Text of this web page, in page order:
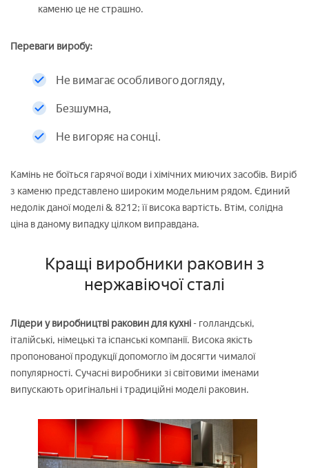
каменю це не страшно.
Переваги виробу:
Не вимагає особливого догляду,
Безшумна,
Не вигоряє на сонці.
Камінь не боїться гарячої води і хімічних миючих засобів. Виріб
з каменю представлено широким модельним рядом. Єдиний
недолік даної моделі & 8212; її висока вартість. Втім, солідна
ціна в даному випадку цілком виправдана.
Кращі виробники раковин з
нержавіючої сталі
Лідери у виробництві раковин для кухні - голландські,
італійські, німецькі та іспанські компанії. Висока якість
пропонованої продукції допомогло їм досягти чималої
популярності. Сучасні виробники зі світовими іменами
випускають оригінальні і традиційні моделі раковин.